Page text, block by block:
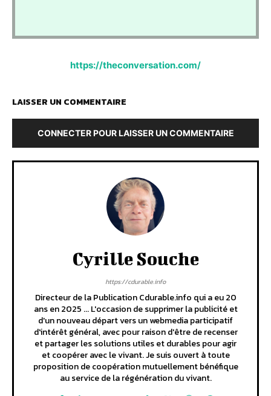
https://theconversation.com/
LAISSER UN COMMENTAIRE
CONNECTER POUR LAISSER UN COMMENTAIRE
Cyrille Souche
https://cdurable.info
Directeur de la Publication Cdurable.info qui a eu 20
ans en 2025 ... L'occasion de supprimer la publicité et
d'un nouveau départ vers un webmedia participatif
d'intérêt général, avec pour raison d'être de recenser
et partager les solutions utiles et durables pour agir
et coopérer avec le vivant. Je suis ouvert à toute
proposition de coopération mutuellement bénéfique
au service de la régénération du vivant.